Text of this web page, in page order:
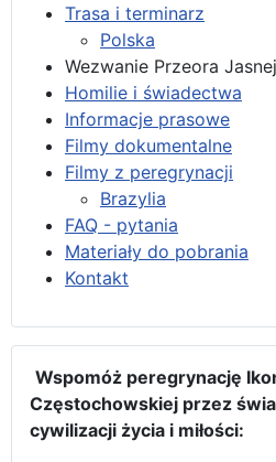
Trasa i terminarz
Polska
Wezwanie Przeora
Homilie i świadectwa
Informacje prasowe
Filmy dokumentalne
Filmy z peregrynacji
Brazylia
FAQ - pytania
Materiały do pobrania
Kontakt
Wspomóż peregrynację
Częstochowskiej przez
cywilizacji życia i miłości: